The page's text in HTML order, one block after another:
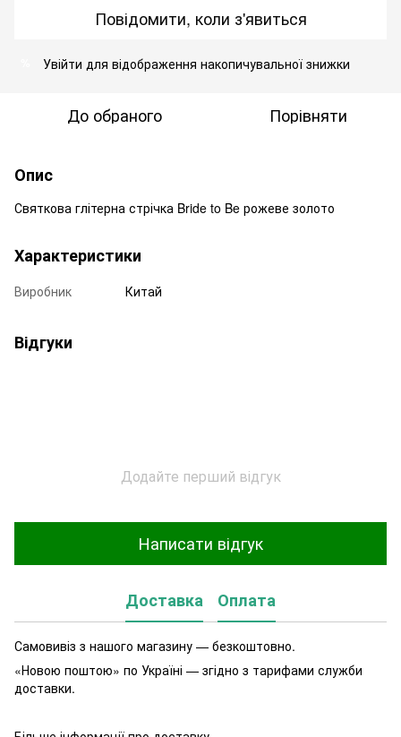
Повідомити, коли з'явиться
Увійти для відображення накопичувальної знижки
До обраного Порівняти
Опис
Святкова глітерна стрічка Bride to Be рожеве золото
Характеристики
Виробник Китай
Відгуки
Додайте перший відгук
Написати відгук
Доставка Оплата
Самовивіз з нашого магазину — безкоштовно.
«Новою поштою» по Україні — згідно з тарифами служби
доставки.